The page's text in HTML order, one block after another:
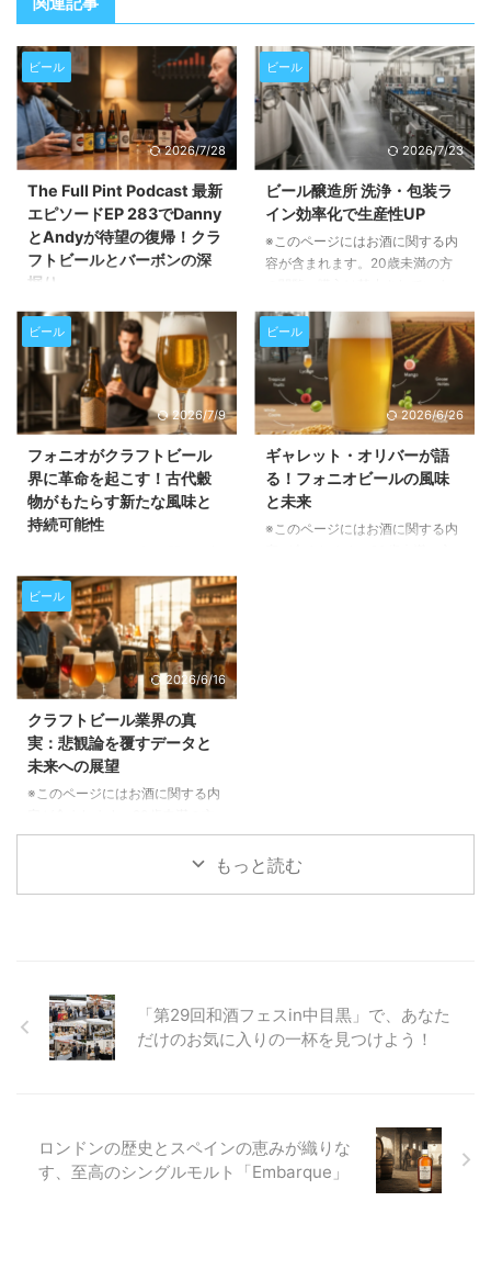
ビール
2026/7/28
The Full Pint Podcast 最新
エピソードEP 283でDanny
とAndyが待望の復帰！クラ
フトビールとバーボンの深
掘り
※このページにはお酒に関する内
容が含まれます。20歳未満の方
の閲覧・購入は禁止されていま
す。 この記事では、人気クラフ
トビールポッドキャスト「The
Full Pint Podcast」の最新エピソ
す。長期休暇を経て復帰したパー
ソナリティのDannyとAndyが、
ビール業界のトレンドやバーボン
市場との比較について語り合う、
す。クラフトビール愛好家はもち
ろん、市場の動向に興味がある方
もぜひご一読ください。 長期休
暇を経て待望の復帰！「The Fu
...
ビール
2026/7/23
ビール醸造所 洗浄・包装ラ
イン効率化で生産性UP
※このページにはお酒に関する内
容が含まれます。20歳未満の方
所におけるタンク洗浄、衛生管
理、そして包装ラインの効率化が
いかに重要か、そしてそれらを実
現するための具体的な方法につい
て詳しく解説します。生産性向上
とコスト削減に繋がるヒントが満
載です。 醸造所の衛生管理がな
ぜ重要なのか ビール醸造所にと
って、衛生管理は単に清潔さを保
つ以上の意味を持ちます。これ
ビール
2026/7/9
フォニオがクラフトビール
界に革命を起こす！古代穀
物がもたらす新たな風味と
持続可能性
容が含まれます。20歳未満の方
の閲覧・購入は禁止されていま
す。 近年、クラフトビール業界
でひそかに注目を集めている「フ
ォニオ」という古代穀物をご存存
じでしょうか。西アフリカ原産の
に革新をもたらすだけでなく、持
続可能な農業や地域経済の活性化
にも貢献する可能性を秘めていま
す。この記事では、フォニオがど
足跡を残し、未来のビールを形作
ろうとしているのかを詳しくご紹
ビール
2026/6/26
ギャレット・オリバーが語
る！フォニオビールの風味
と未来
※このページにはお酒に関する内
から西アフリカで栽培されてき
た、非常に歴史の古い穀物です。
この「奇跡の穀物」と呼ばれるフ
ビール
2026/6/16
クラフトビール業界の真
実：悲観論を覆すデータと
未来への展望
※このページにはお酒に関する内
の閲覧・購入は禁止されていま
す。 クラフトビール業界を取り
ていきます。表面的な情報だけで
は見えない、クラフトビールの多
様な側面と成長の可能性を一緒に
ィアでは「クラフトビールの終
焉」 ...
もっと読む
「第29回和酒フェスin中目黒」で、あなた
だけのお気に入りの一杯を見つけよう！
ロンドンの歴史とスペインの恵みが織りな
す、至高のシングルモルト「Embarque」